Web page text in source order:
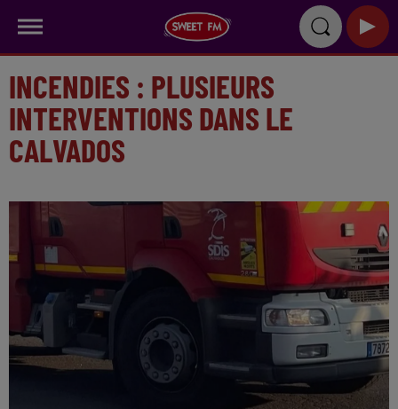
INCENDIES : PLUSIEURS
INTERVENTIONS DANS LE
CALVADOS